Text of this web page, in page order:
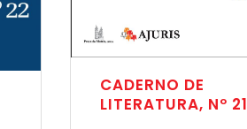
CADERNO DE
LITERATURA, Nº 21